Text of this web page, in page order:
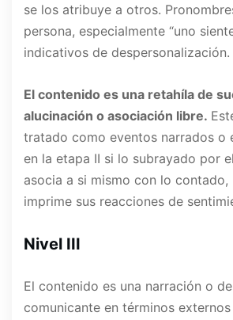
se los atribuye a otros.
persona, especialmente “uno
indicativos de despersonalización.
El contenido es una retahíla de
alucinación o asociación libre.
tratado como eventos narrados o
en la etapa II si lo subrayado por
asocia a si mismo con lo contado,
imprime sus reacciones de
Nivel III
El contenido es una narración o
comunicante en términos